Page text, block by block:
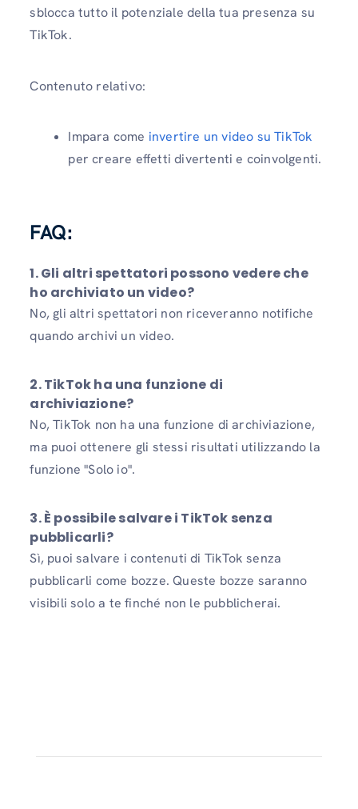
sblocca tutto il potenziale della tua presenza su
TikTok.
Contenuto relativo:
Impara come invertire un video su TikTok
per creare effetti divertenti e coinvolgenti.
FAQ:
1. Gli altri spettatori possono vedere che
ho archiviato un video?
No, gli altri spettatori non riceveranno notifiche
quando archivi un video.
2. TikTok ha una funzione di
archiviazione?
No, TikTok non ha una funzione di archiviazione,
ma puoi ottenere gli stessi risultati utilizzando la
funzione "Solo io".
3. È possibile salvare i TikTok senza
pubblicarli?
Sì, puoi salvare i contenuti di TikTok senza
pubblicarli come bozze. Queste bozze saranno
visibili solo a te finché non le pubblicherai.